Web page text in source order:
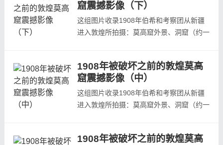
影像资料。莫高窟，俗称千佛洞，与河南洛
阳龙门石窟、山西大同云冈石窟并称中国三
大石窟坐落在河西走廊西端的敦煌。它始
窟震撼影像（下）
这组图片收录1908年伯希和考察团从新疆
进入敦煌所拍摄：莫高窟外景、洞窟（约一
们来到莫高窟以后，进行洞窟的编号、测
绘、摄影和文字记录工作。从伯希和考察团
拍摄到今天已有百年的时间，在这百年当
中，由于自然、历史以及人为的关系，洞窟
1908年被破坏之前的敦煌莫高
窟震撼影像（中）
这组图片收录1908年伯希和考察团从新疆
进入敦煌所拍摄：莫高窟外景、洞窟（约一
们来到莫高窟以后，进行洞窟的编号、测
1908年被破坏之前的敦煌莫高